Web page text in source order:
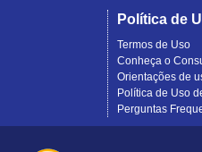
Política de
Termos de Uso
Conheça o
Orientações de
Política de Uso
Perguntas